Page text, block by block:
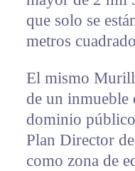
que solo se
metros
El mismo
de un inmueble
dominio
Plan Director
como zona de